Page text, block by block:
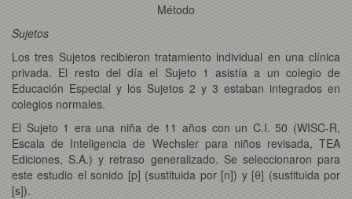
Método
Sujetos
Los tres Sujetos recibieron tratamiento individual en una clínica
privada. El resto del día el Sujeto 1 asistía a un colegio de
Educación Especial y los Sujetos 2 y 3 estaban integrados en
colegios normales.
El Sujeto 1 era una niña de 11 años con un C.I. 50 (WISC-R,
Escala de Inteligencia de Wechsler para niños revisada, TEA
Ediciones, S.A.) y retraso generalizado. Se seleccionaron para
este estudio el sonido [p] (sustituida por [n]) y [θ] (sustituida por
[s]).